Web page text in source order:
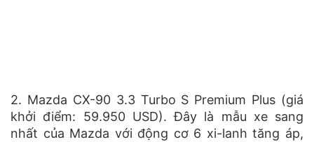
2. Mazda CX-90 3.3 Turbo S Premium Plus (giá
khởi điểm: 59.950 USD). Đây là mẫu xe sang
nhất của Mazda với động cơ 6 xi-lanh tăng áp,